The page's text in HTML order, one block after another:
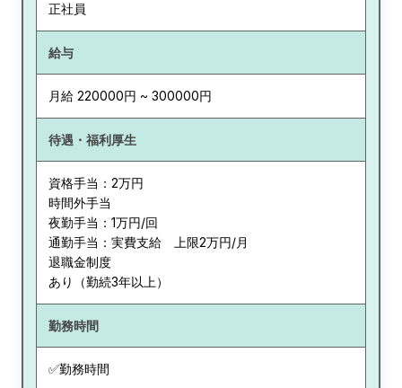
正社員
給与
月給 220000円 ~ 300000円
待遇・福利厚生
資格手当：2万円
時間外手当
夜勤手当：1万円/回
通勤手当：実費支給 上限2万円/月
退職金制度
あり（勤続3年以上）
勤務時間
✅勤務時間